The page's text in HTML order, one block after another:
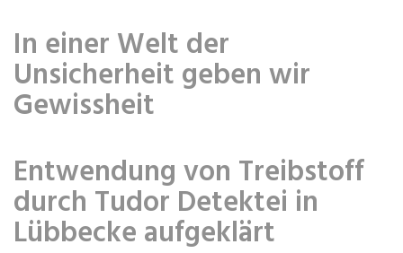
In einer Welt der
Unsicherheit geben wir
Gewissheit
Entwendung von Treibstoff
durch Tudor Detektei in
Lübbecke aufgeklärt